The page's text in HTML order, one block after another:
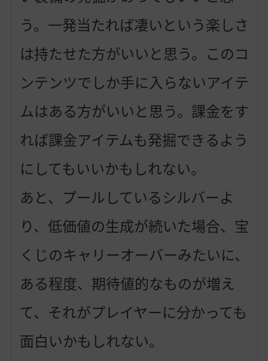
う。一発当たれば凄いという楽しさ
は持たせた方がいいと思う。このコ
ンテンツでしか手に入らないアイテ
ムはある方がいいと思う。課金をす
れば課金アイテムも発掘できるよう
にしてもいいかもしれない。
あと、プールしているシルバーよ
り、低価値の生成が続いた場合、宝
くじのキャリーオーバーみたいに、
ある程度、期待値的なものが増え
て、それがプレイヤーに分かっても
面白いかもしれない。